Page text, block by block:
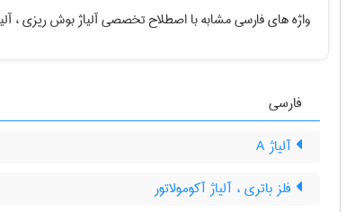
واژه های فارسی مشابه با اصطلاح تخصصیآلیاژ بوش ریزی ،
فارسی
آلیاژ A
فلز باتری ، آلیاژ آکومولاتور